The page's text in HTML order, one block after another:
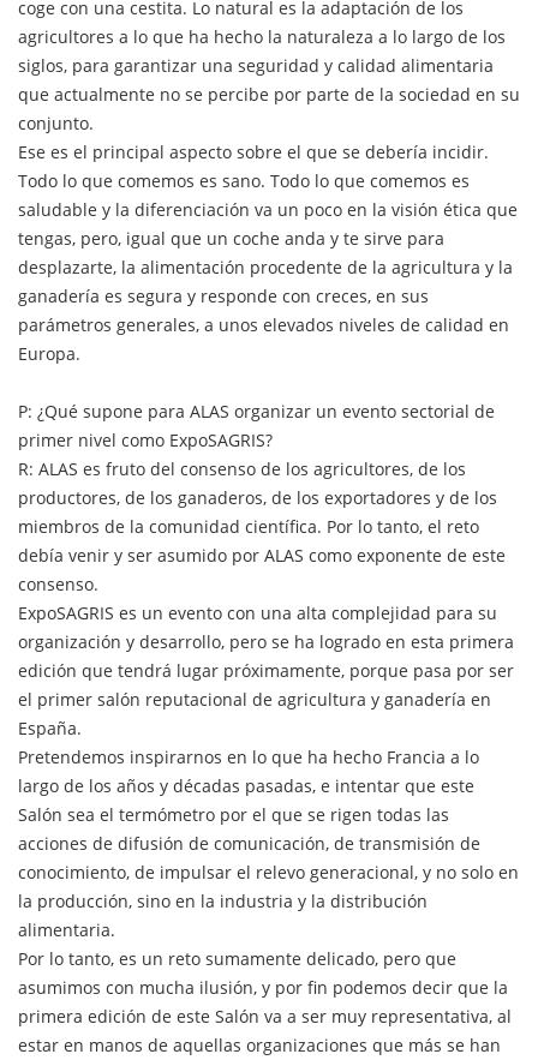
coge con una cestita. Lo natural es la adaptación de los
agricultores a lo que ha hecho la naturaleza a lo largo de los
siglos, para garantizar una seguridad y calidad alimentaria
que actualmente no se percibe por parte de la sociedad en su
conjunto.
Ese es el principal aspecto sobre el que se debería incidir.
Todo lo que comemos es sano. Todo lo que comemos es
saludable y la diferenciación va un poco en la visión ética que
tengas, pero, igual que un coche anda y te sirve para
desplazarte, la alimentación procedente de la agricultura y la
ganadería es segura y responde con creces, en sus
parámetros generales, a unos elevados niveles de calidad en
Europa.
P: ¿Qué supone para ALAS organizar un evento sectorial de
primer nivel como ExpoSAGRIS?
R: ALAS es fruto del consenso de los agricultores, de los
productores, de los ganaderos, de los exportadores y de los
miembros de la comunidad científica. Por lo tanto, el reto
debía venir y ser asumido por ALAS como exponente de este
consenso.
ExpoSAGRIS es un evento con una alta complejidad para su
organización y desarrollo, pero se ha logrado en esta primera
edición que tendrá lugar próximamente, porque pasa por ser
el primer salón reputacional de agricultura y ganadería en
España.
Pretendemos inspirarnos en lo que ha hecho Francia a lo
largo de los años y décadas pasadas, e intentar que este
Salón sea el termómetro por el que se rigen todas las
acciones de difusión de comunicación, de transmisión de
conocimiento, de impulsar el relevo generacional, y no solo en
la producción, sino en la industria y la distribución
alimentaria.
Por lo tanto, es un reto sumamente delicado, pero que
asumimos con mucha ilusión, y por fin podemos decir que la
primera edición de este Salón va a ser muy representativa, al
estar en manos de aquellas organizaciones que más se han